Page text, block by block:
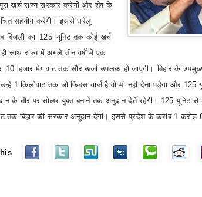
खर्च राज्य सरकार करेगी और शेष के
सहयोग करेगी। इससे घरेलू
बिजली का 125 यूनिट तक कोई खर्च
साथ राज्य में अगले तीन वर्षों में एक
10 हजार मेगावाट तक सौर ऊर्जा उपलब्ध हो जाएगी। बिहार के
1किलोवाट तक जो फिक्स चार्ज है वो भी नहीं देना पड़ेगा और 125
के तौर पर सोलर युक्त बनाने तक अनुदान देते रहेगी। 125यूनिट से
तक बिहार की सरकार अनुदान देगी। इससे प्रदेश के करीब 1करोड़